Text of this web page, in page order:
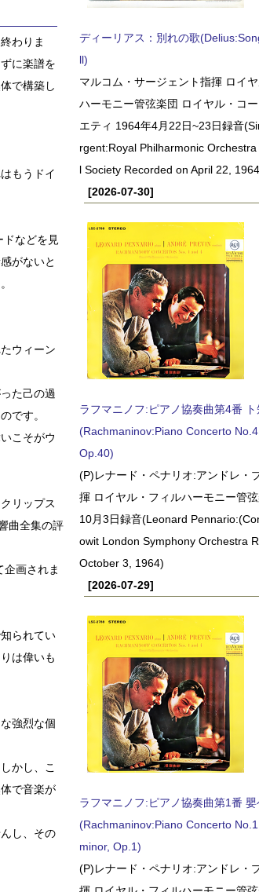
わりま
に楽譜を
で構築し
もうドイ
ドなどを見
がないと
ウィーン
た己の過
です。
こそがウ
リップス
曲全集の評
画されま
られてい
は偉いも
強烈な個
かし、こ
で音楽が
し、その
ディーリアス：別れの歌
ll)
マルコム・サージェント指揮 ロイ
ハーモニー管弦楽団 ロイヤル・コ
エティ 1964年4月22日~23日録音
rgent:Royal Philharmonic
l Society Recorded on April 22,
[2026-07-30]
ラフマニノフ:ピアノ協奏曲第4番
(Rachmaninov:Piano Concerto
Op.40)
(P)レナード・ペナリオ:アンドレ・
揮 ロイヤル・フィルハーモニー管
10月3日録音(Leonard
owit London Symphony Orchestra
October 3, 1964)
[2026-07-29]
ラフマニノフ:ピアノ協奏曲第1番
(Rachmaninov:Piano Concerto
minor, Op.1)
(P)レナード・ペナリオ:アンドレ・